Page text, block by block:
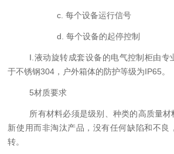
c.每个设备运行信号
d.每个设备的起停控制
I.液动旋转成套设备的电气控制柜由专
于不锈钢304，户外箱体的防护等级为IP65。
5材质要求
所有材料必须是级别、种类的高质量
新使用而非淘汰产品，没有任何缺陷和不良
转。